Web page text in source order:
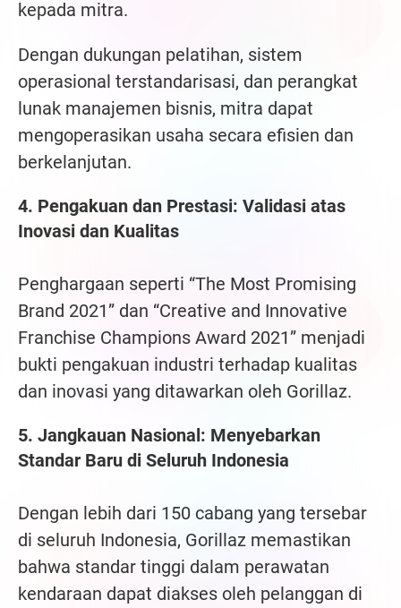
kepada mitra.
Dengan dukungan pelatihan, sistem
operasional terstandarisasi, dan perangkat
lunak manajemen bisnis, mitra dapat
mengoperasikan usaha secara efisien dan
berkelanjutan.
4. Pengakuan dan Prestasi: Validasi atas
Inovasi dan Kualitas
Penghargaan seperti “The Most Promising
Brand 2021” dan “Creative and Innovative
Franchise Champions Award 2021” menjadi
bukti pengakuan industri terhadap kualitas
dan inovasi yang ditawarkan oleh Gorillaz.
5. Jangkauan Nasional: Menyebarkan
Standar Baru di Seluruh Indonesia
Dengan lebih dari 150 cabang yang tersebar
di seluruh Indonesia, Gorillaz memastikan
bahwa standar tinggi dalam perawatan
kendaraan dapat diakses oleh pelanggan di